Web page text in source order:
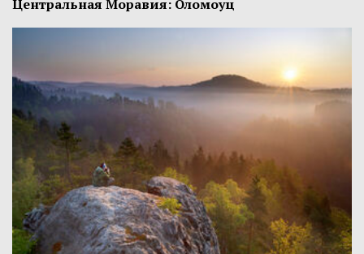
Центральная Моравия: Оломоуц